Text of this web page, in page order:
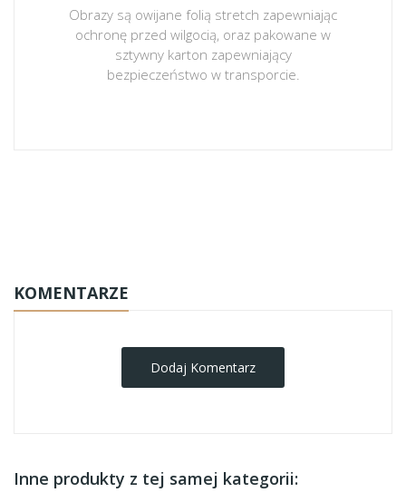
Obrazy są owijane folią stretch zapewniając
ochronę przed wilgocią, oraz pakowane w
sztywny karton zapewniający
bezpieczeństwo w transporcie.
KOMENTARZE
Dodaj Komentarz
Inne produkty z tej samej kategorii: